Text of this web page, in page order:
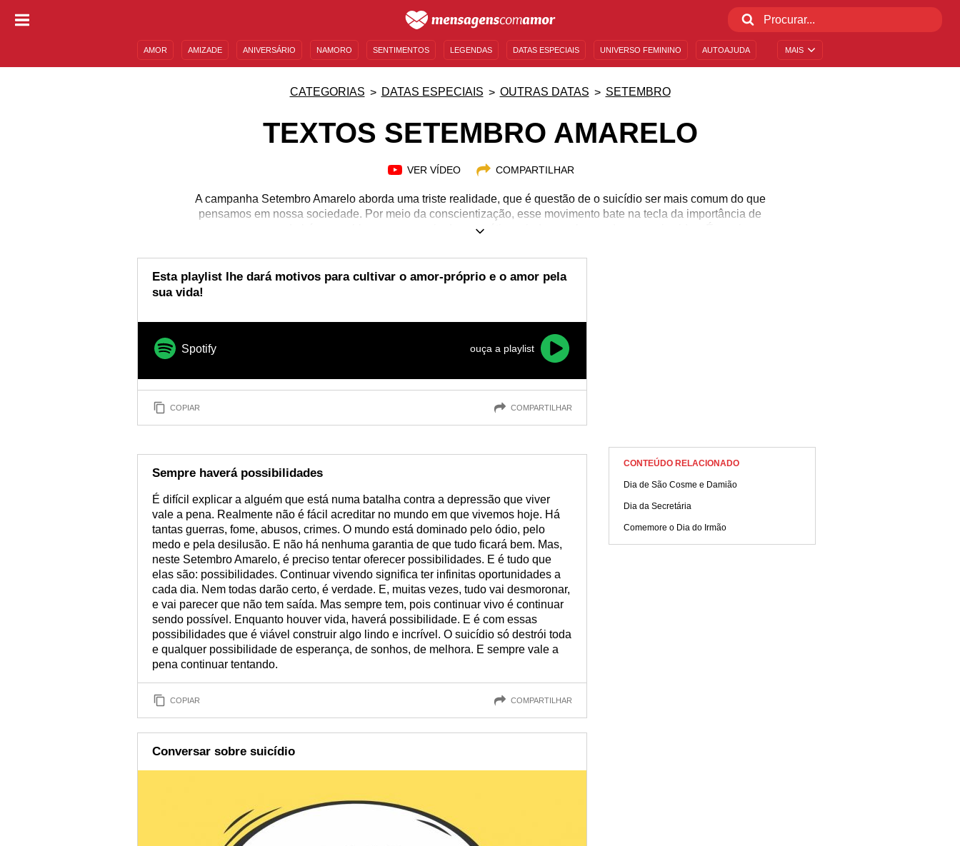
MAIS
AMOR AMIZADE ANIVERSÁRIO NAMORO SENTIMENTOS LEGENDAS DATAS ESPECIAIS UNIVERSO FEMININO AUTOAJUDA
CATEGORIAS DATAS ESPECIAIS OUTRAS DATAS SETEMBRO
TEXTOS SETEMBRO AMARELO
VER VÍDEO COMPARTILHAR
A campanha Setembro Amarelo aborda uma triste realidade, que é questão de o suicídio ser mais comum do que
pensamos em nossa sociedade. Por meio da conscientização, esse movimento bate na tecla da importância de
conversar quando há um problema e, por meio dessa prática, ajudar a salvar cada vez mais vidas. É preciso
valioso que temos, e as coisas podem sempre melhorar, independentemente das situações difíceis que surgirão.
Confira este conteúdo que fala sobre todas as informações envolvendo o Setembro Amarelo!
Esta playlist lhe dará motivos para cultivar o amor-próprio e o amor pela
sua vida!
Spotify ouça a playlist
COPIAR COMPARTILHAR
Sempre haverá possibilidades
É difícil explicar a alguém que está numa batalha contra a depressão que viver
vale a pena. Realmente não é fácil acreditar no mundo em que vivemos hoje. Há
tantas guerras, fome, abusos, crimes. O mundo está dominado pelo ódio, pelo
medo e pela desilusão. E não há nenhuma garantia de que tudo ficará bem. Mas,
neste Setembro Amarelo, é preciso tentar oferecer possibilidades. E é tudo que
elas são: possibilidades. Continuar vivendo significa ter infinitas oportunidades a
cada dia. Nem todas darão certo, é verdade. E, muitas vezes, tudo vai desmoronar,
e vai parecer que não tem saída. Mas sempre tem, pois continuar vivo é continuar
sendo possível. Enquanto houver vida, haverá possibilidade. E é com essas
possibilidades que é viável construir algo lindo e incrível. O suicídio só destrói toda
e qualquer possibilidade de esperança, de sonhos, de melhora. E sempre vale a
pena continuar tentando.
COPIAR COMPARTILHAR
Conversar sobre suicídio
CONTEÚDO RELACIONADO
Dia de São Cosme e Damião
Dia da Secretária
Comemore o Dia do Irmão